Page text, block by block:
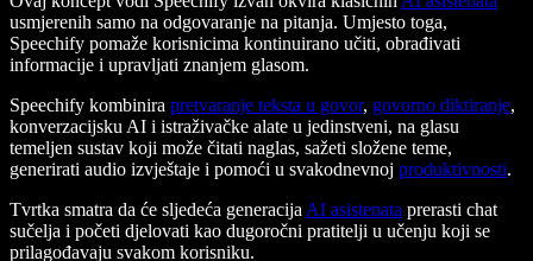
usmjerenih samo na odgovaranje na pitanja. Umjesto toga,
Speechify pomaže korisnicima kontinuirano učiti, obrađivati
informacije i upravljati znanjem glasom.
Speechify kombinira pretvaranje teksta u govor, govorno diktiranje,
konverzacijsku AI i istraživačke alate u jedinstveni, na glasu
temeljen sustav koji može čitati naglas, sažeti složene teme,
generirati audio izvještaje i pomoći u svakodnevnoj produktivnosti.
Tvrtka smatra da će sljedeća generacija AI asistenata prerasti chat
sučelja i početi djelovati kao dugoročni pratitelji u učenju koji se
prilagođavaju svakom korisniku.